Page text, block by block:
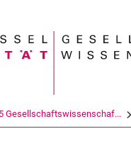
Suchbegriff
Gesellschaftswissenschaf...